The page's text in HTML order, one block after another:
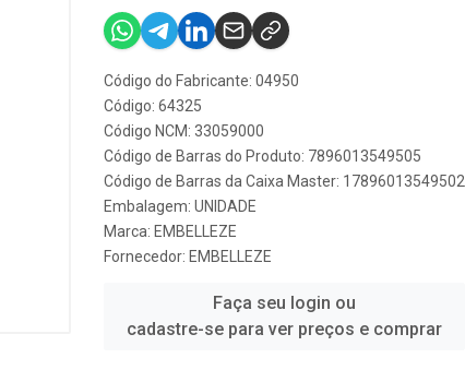
Código do Fabricante: 04950
Código: 64325
Código NCM: 33059000
Código de Barras do Produto: 7896013549505
Código de Barras da Caixa Master: 17896013549502
Embalagem: UNIDADE
Marca: EMBELLEZE
Fornecedor: EMBELLEZE
Faça seu login ou
cadastre-se para ver preços e comprar